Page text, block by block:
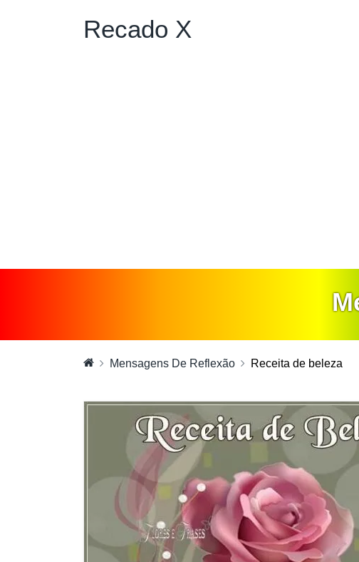
Recado X
Mensagens De Reflexão Receita de beleza